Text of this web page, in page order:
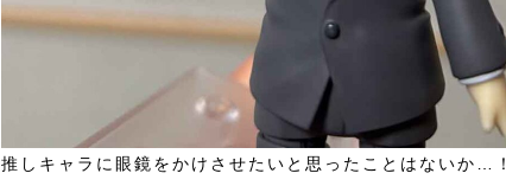
推しキャラに眼鏡をかけさせたいと思ったことはないか…！